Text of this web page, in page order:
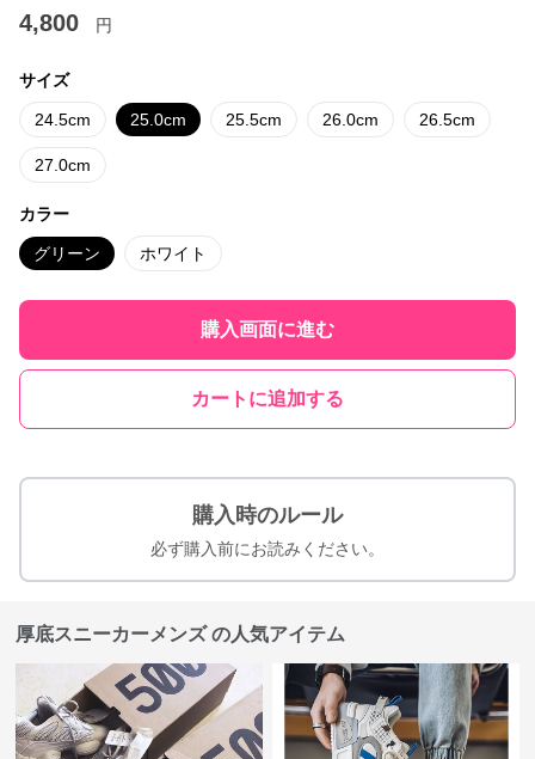
4,800 円
サイズ
24.5cm 25.0cm 25.5cm 26.0cm 26.5cm
27.0cm
カラー
グリーン ホワイト
購入画面に進む
カートに追加する
購入時のルール
必ず購入前にお読みください。
厚底スニーカーメンズ の人気アイテム